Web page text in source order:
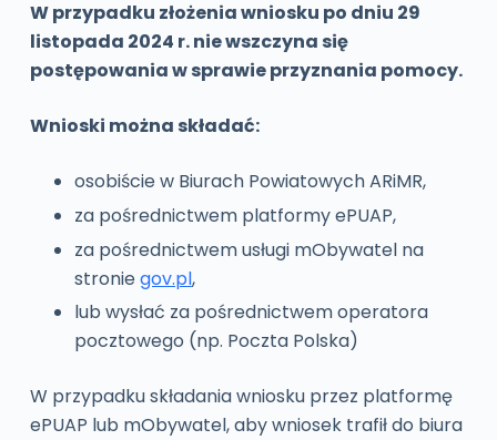
W przypadku złożenia wniosku po dniu 29
listopada 2024 r. nie wszczyna się
postępowania w sprawie przyznania pomocy.
Wnioski można składać:
osobiście w Biurach Powiatowych ARiMR,
za pośrednictwem platformy ePUAP,
za pośrednictwem usługi mObywatel na
stroniegov.pl,
lub wysłać za pośrednictwem operatora
pocztowego (np. Poczta Polska)
W przypadku składania wniosku przez platformę
ePUAP lub mObywatel, aby wniosek trafił do biura